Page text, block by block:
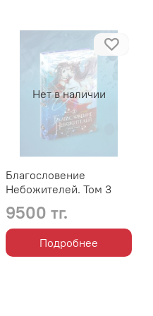
Нет в наличии
Благословение
Небожителей. Том 3
9500 тг.
Подробнее